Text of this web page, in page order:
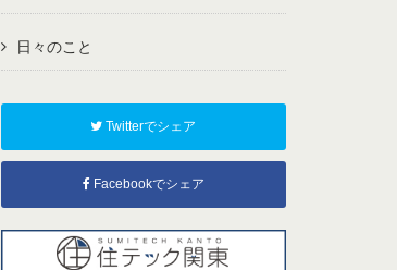
日々のこと
Twitterでシェア
Facebookでシェア